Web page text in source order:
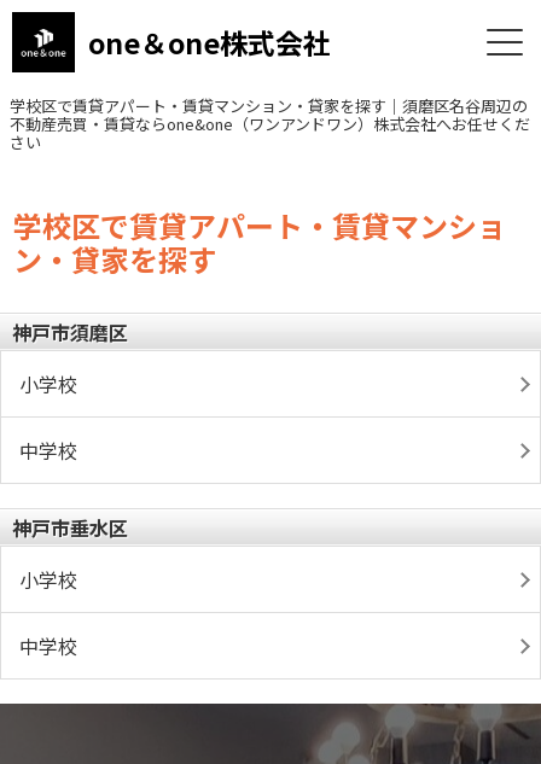
one＆one株式会社
学校区で賃貸アパート・賃貸マンション・貸家を探す｜須磨区名谷周辺の
不動産売買・賃貸ならone&one（ワンアンドワン）株式会社へお任せくだ
さい
学校区で賃貸アパート・賃貸マンショ
ン・貸家を探す
神戸市須磨区
小学校
中学校
神戸市垂水区
小学校
中学校